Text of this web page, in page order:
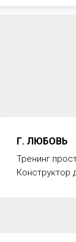
Г. ЛЮБОВЬ
Тренинг
Конструктор